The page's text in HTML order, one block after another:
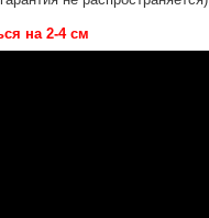
на 2-4 см